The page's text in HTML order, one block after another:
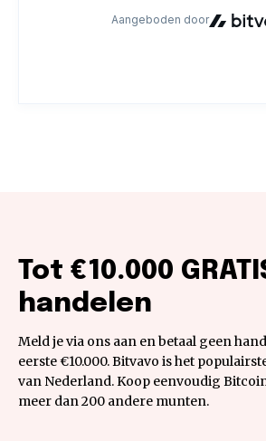
Tot €10.000
handelen
Meld je via ons aan en betaal geen
eerste €10.000. Bitvavo is het
van Nederland. Koop eenvoudig
meer dan 200 andere munten.